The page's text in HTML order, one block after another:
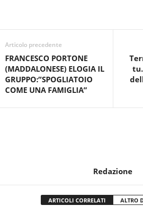
Articolo precedente
FRANCESCO PORTONE
(MADDALONESE) ELOGIA IL
GRUPPO:”SPOGLIATOIO
COME UNA FAMIGLIA”
Redazione
ARTICOLI CORRELATI ALTRO